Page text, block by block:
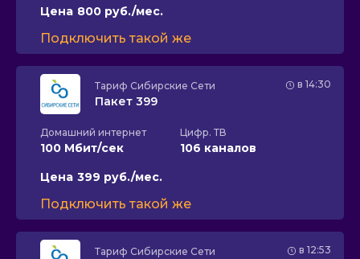
Цена 800 руб./мес.
Подключить такой же
в 14:30
Тариф Сибирские Сети
Пакет 399
Домашний интернет
100 Мбит/сек
Цифр. ТВ
106 каналов
Цена 399 руб./мес.
Подключить такой же
в 12:53
Тариф Сибирские Сети